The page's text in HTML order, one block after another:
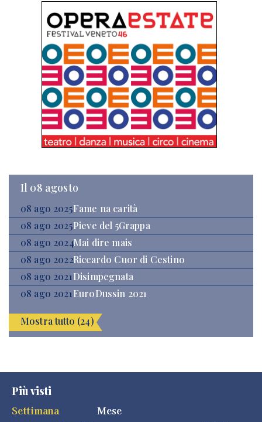
Il 08 agosto
08 ago 2025Fame na carità
08 ago 2025Pieve del 5Grappa
08 ago 2024Mai dire mais
08 ago 2022Riccardo Cuor di Cestino
08 ago 2021Disimpegnata
08 ago 2021EuroDussin 2021
Mostra tutto (24)
Più visti
Settimana
Mese